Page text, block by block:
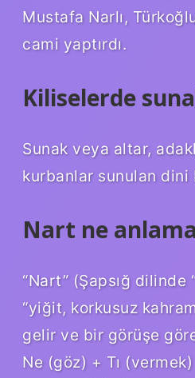
Mustafa Narlı,
cami yaptırdı.
Kiliselerde
Sunak veya altar,
kurbanlar sunulan dini
Nart ne
“Nart” (Şapsığ dilinde
“yiğit, korkusuz
gelir ve bir görüşe
Ne (göz) + Tı